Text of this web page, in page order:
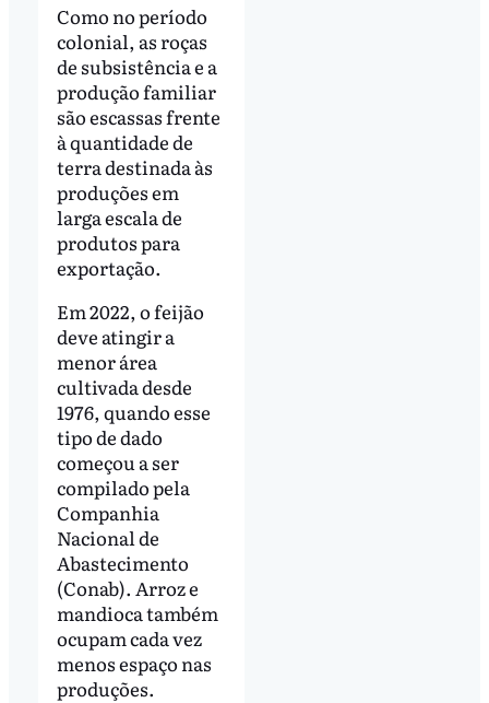
Como no período
colonial, as roças
de subsistência e a
produção familiar
são escassas frente
à quantidade de
terra destinada às
produções em
larga escala de
produtos para
exportação.
Em 2022, o feijão
deve atingir a
menor área
cultivada desde
1976, quando esse
tipo de dado
começou a ser
compilado pela
Companhia
Nacional de
Abastecimento
(Conab). Arroz e
mandioca também
ocupam cada vez
menos espaço nas
produções.